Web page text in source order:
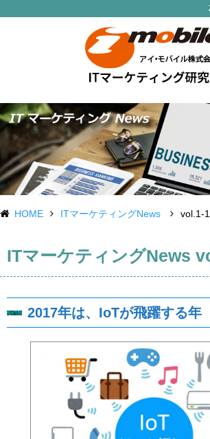
HOME ITマーケティングNews vol.1-1
ITマーケティングNews
2017年は、IoTが飛躍する年